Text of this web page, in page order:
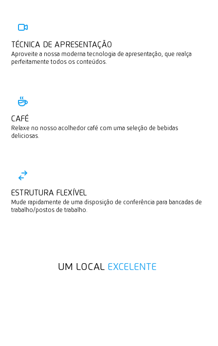
TÉCNICA DE APRESENTAÇÃO
Aproveite a nossa moderna tecnologia de apresentação, que realça
perfeitamente todos os conteúdos.
CAFÉ
Relaxe no nosso acolhedor café com uma seleção de bebidas
deliciosas.
ESTRUTURA FLEXÍVEL
Mude rapidamente de uma disposição de conferência para bancadas de
trabalho/postos de trabalho.
UM LOCAL EXCELENTE